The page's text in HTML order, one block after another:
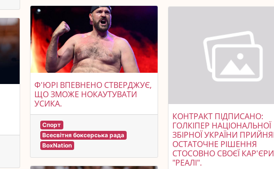
Ф'ЮРІ ВПЕВНЕНО СТВЕРДЖУЄ,
ЩО ЗМОЖЕ НОКАУТУВАТИ
УСИКА.
Спорт
Всесвітня боксерська рада
BoxNation
КОНТРАКТ ПІДПИСАНО:
ГОЛКІПЕР НАЦІОНАЛЬНОЇ
ЗБІРНОЇ УКРАЇНИ
ОСТАТОЧНЕ РІШЕННЯ
СТОСОВНО СВОЄЇ
"РЕАЛІ".